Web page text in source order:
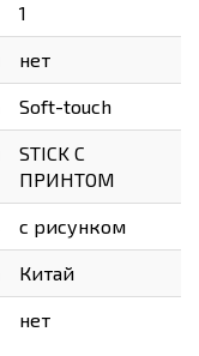
1
нет
Soft-touch
STICK С
ПРИНТОМ
с рисунком
Китай
нет